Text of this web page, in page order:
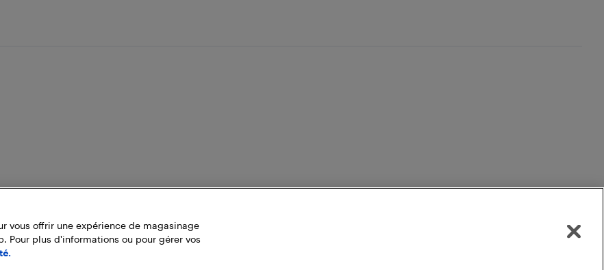
vous offrir une expérience de magasinage
Pour plus d'informations ou pour gérer vos